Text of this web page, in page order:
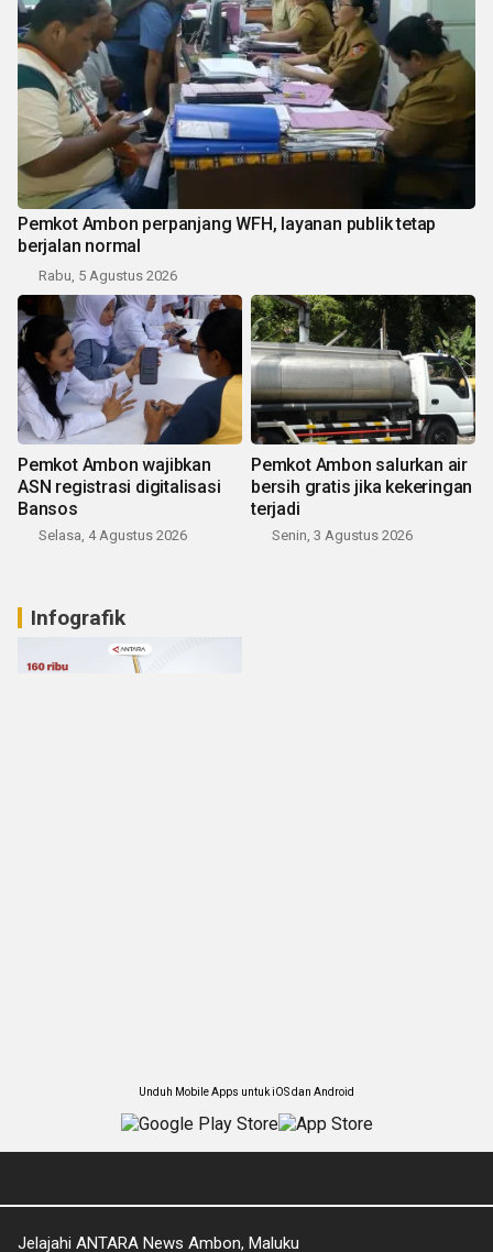
Pemkot Ambon perpanjang WFH, layanan publik tetap
berjalan normal
Rabu, 5 Agustus 2026
Pemkot Ambon wajibkan
ASN registrasi digitalisasi
Bansos
Selasa, 4 Agustus 2026
Pemkot Ambon salurkan air
bersih gratis jika kekeringan
terjadi
Senin, 3 Agustus 2026
Infografik
Unduh Mobile Apps untuk iOS dan Android
Jelajahi ANTARA News Ambon, Maluku